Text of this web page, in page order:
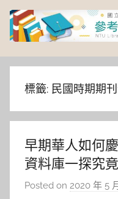
Skip
content
臺
灣
大
學
圖
標籤: 民國時期期
早期華人如何
資料庫一探究竟
Posted on 2020 年 5